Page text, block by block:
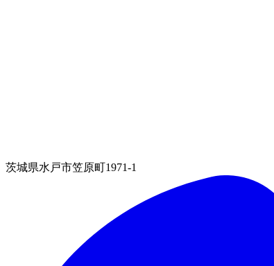
茨城県水戸市笠原町1971-1